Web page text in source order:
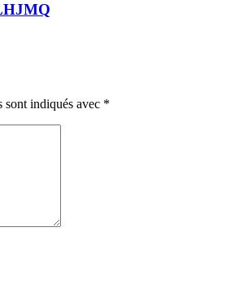
sont indiqués avec *